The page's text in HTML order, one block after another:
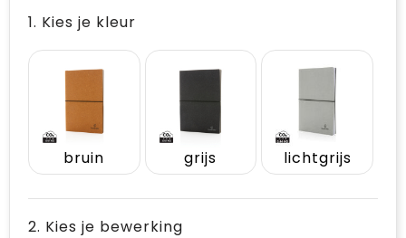
1. Kies je kleur
bruin grijs lichtgrijs
2. Kies je bewerking